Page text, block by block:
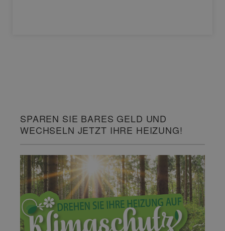
SPAREN SIE BARES GELD UND
WECHSELN JETZT IHRE HEIZUNG!